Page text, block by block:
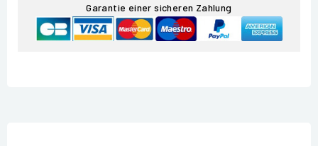
Garantie einer sicheren Zahlung